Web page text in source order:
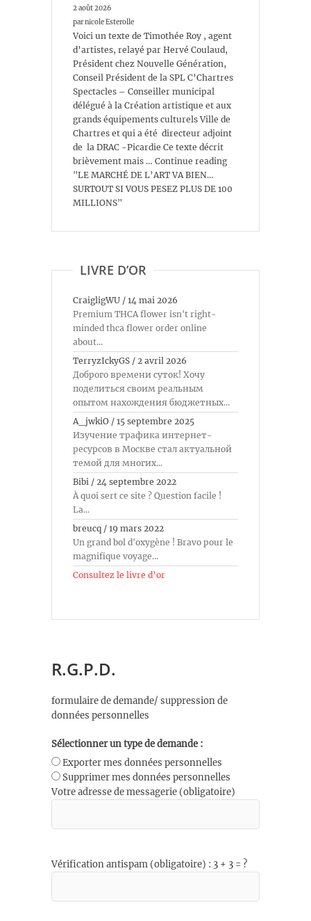
2 août 2026
par nicole Esterolle
Voici un texte de Timothée Roy , agent
d’artistes, relayé par Hervé Coulaud,
Président chez Nouvelle Génération,
Conseil Président de la SPL C’Chartres
Spectacles – Conseiller municipal
délégué à la Création artistique et aux
grands équipements culturels Ville de
Chartres et qui a été directeur adjoint
de la DRAC -Picardie Ce texte décrit
brièvement mais … Continue reading
"LE MARCHÉ DE L’ART VA BIEN…
SURTOUT SI VOUS PESEZ PLUS DE 100
MILLIONS"
LIVRE D’OR
CraigligWU / 14 mai 2026
Premium THCA flower isn't right-
minded thca flower order online
about...
TerryzIckyGS / 2 avril 2026
Доброго времени суток! Хочу
поделиться своим реальным
опытом нахождения бюджетных...
A_jwkiO / 15 septembre 2025
Изучение трафика интернет-
ресурсов в Москве стал актуальной
темой для многих...
Bibi / 24 septembre 2022
À quoi sert ce site ? Question facile !
La...
breucq / 19 mars 2022
Un grand bol d'oxygène ! Bravo pour le
magnifique voyage...
Consultez le livre d’or
R.G.P.D.
formulaire de demande/ suppression de
données personnelles
Sélectionner un type de demande :
Exporter mes données personnelles
Supprimer mes données personnelles
Votre adresse de messagerie (obligatoire)
Vérification antispam (obligatoire) : 3 + 3 = ?